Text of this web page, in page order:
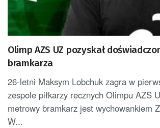
Olimp AZS UZ pozyskał
bramkarza
26-letni Maksym Lobchuk zagra w
zespole piłkarzy recznych Olimpu AZS
metrowy bramkarz jest wychowankiem
W...